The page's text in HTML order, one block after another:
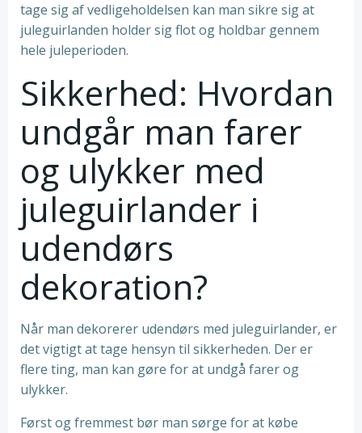
tage sig af vedligeholdelsen kan man sikre sig at
juleguirlanden holder sig flot og holdbar gennem
hele juleperioden.
Sikkerhed: Hvordan
undgår man farer
og ulykker med
juleguirlander i
udendørs
dekoration?
Når man dekorerer udendørs med juleguirlander, er
det vigtigt at tage hensyn til sikkerheden. Der er
flere ting, man kan gøre for at undgå farer og
ulykker.
Først og fremmest bør man sørge for at købe